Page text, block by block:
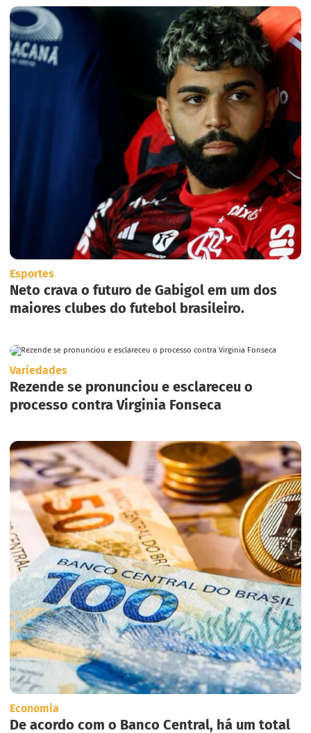
Esportes
Neto crava o futuro de Gabigol em um dos
maiores clubes do futebol brasileiro.
Variedades
Rezende se pronunciou e esclareceu o
processo contra Virginia Fonseca
Economia
De acordo com o Banco Central, há um total